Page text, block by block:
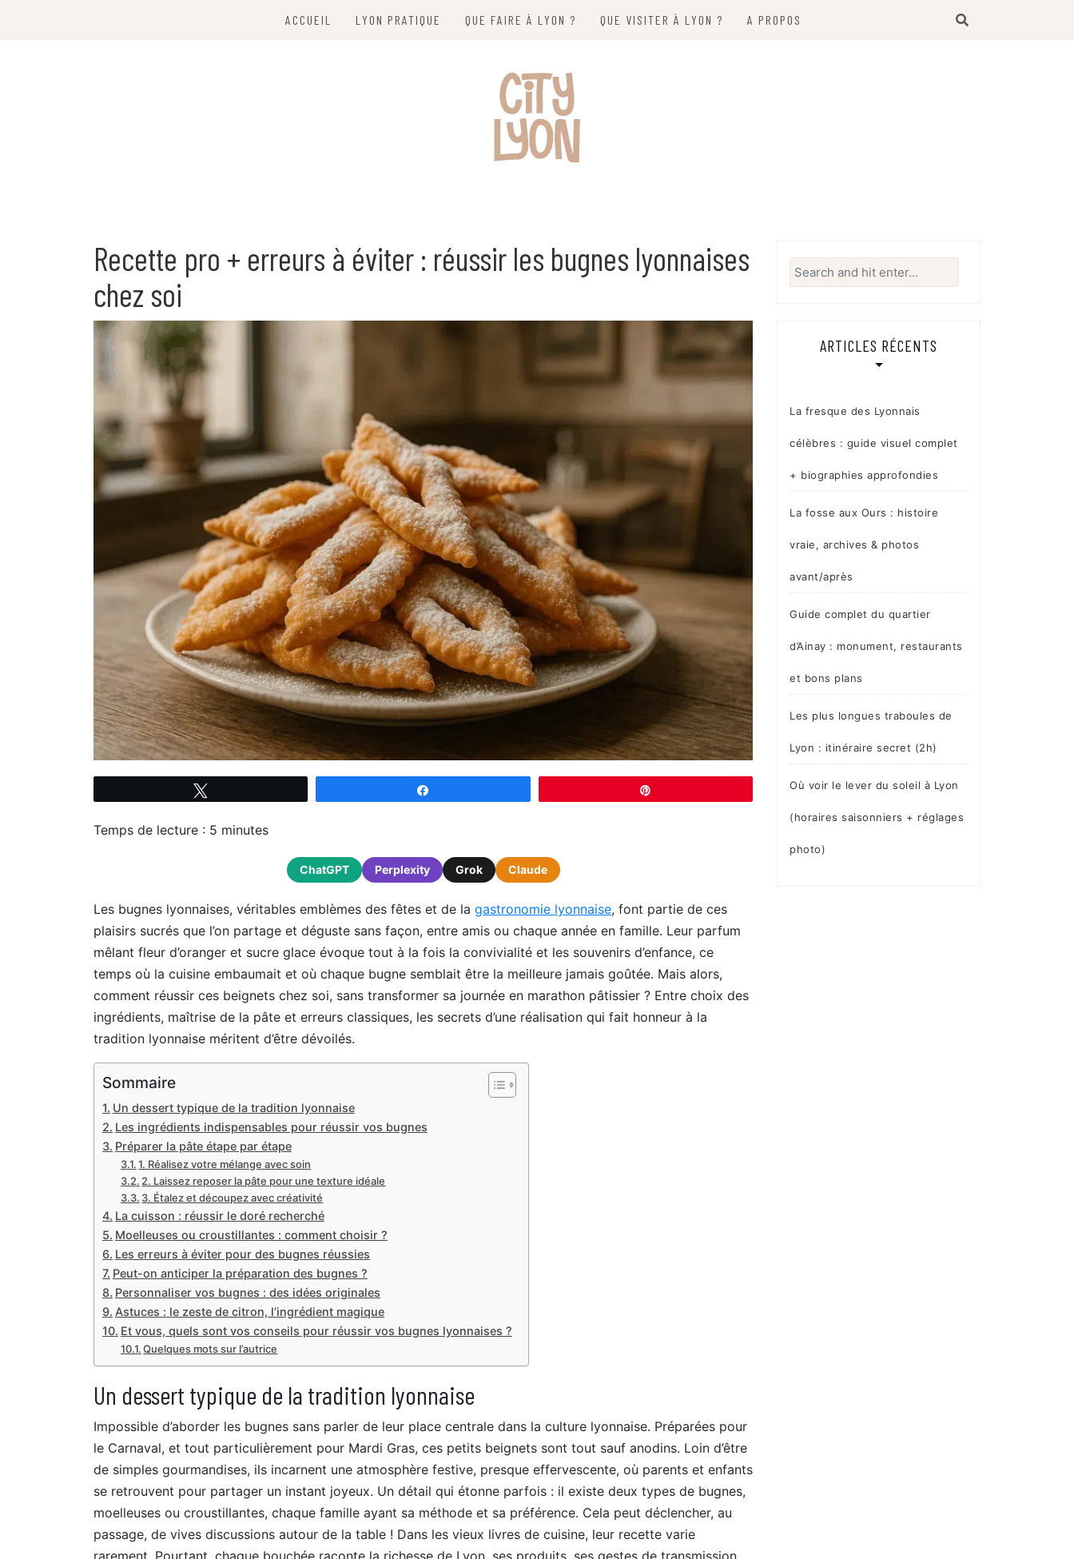
ACCUEIL LYON PRATIQUE QUE FAIRE À LYON ? QUE VISITER À LYON ? A PROPOS
Recette pro + erreurs à éviter : réussir les bugnes lyonnaises
chez soi
Temps de lecture : 5 minutes
ChatGPT Perplexity Grok Claude
Les bugnes lyonnaises, véritables emblèmes des fêtes et de la gastronomie lyonnaise, font partie de ces
plaisirs sucrés que l’on partage et déguste sans façon, entre amis ou chaque année en famille. Leur parfum
mêlant fleur d’oranger et sucre glace évoque tout à la fois la convivialité et les souvenirs d’enfance, ce
temps où la cuisine embaumait et où chaque bugne semblait être la meilleure jamais goûtée. Mais alors,
comment réussir ces beignets chez soi, sans transformer sa journée en marathon pâtissier ? Entre choix des
ingrédients, maîtrise de la pâte et erreurs classiques, les secrets d’une réalisation qui fait honneur à la
tradition lyonnaise méritent d’être dévoilés.
Sommaire
Un dessert typique de la tradition lyonnaise
Les ingrédients indispensables pour réussir vos bugnes
Préparer la pâte étape par étape
1. Réalisez votre mélange avec soin
2. Laissez reposer la pâte pour une texture idéale
3. Étalez et découpez avec créativité
La cuisson : réussir le doré recherché
Moelleuses ou croustillantes : comment choisir ?
Les erreurs à éviter pour des bugnes réussies
Peut-on anticiper la préparation des bugnes ?
Personnaliser vos bugnes : des idées originales
Astuces : le zeste de citron, l’ingrédient magique
Et vous, quels sont vos conseils pour réussir vos bugnes lyonnaises ?
Quelques mots sur l’autrice
Un dessert typique de la tradition lyonnaise
Impossible d’aborder les bugnes sans parler de leur place centrale dans la culture lyonnaise. Préparées pour
le Carnaval, et tout particulièrement pour Mardi Gras, ces petits beignets sont tout sauf anodins. Loin d’être
de simples gourmandises, ils incarnent une atmosphère festive, presque effervescente, où parents et enfants
se retrouvent pour partager un instant joyeux. Un détail qui étonne parfois : il existe deux types de bugnes,
moelleuses ou croustillantes, chaque famille ayant sa méthode et sa préférence. Cela peut déclencher, au
passage, de vives discussions autour de la table ! Dans les vieux livres de cuisine, leur recette varie
Search
for:
ARTICLES RÉCENTS
La fresque des Lyonnais
célèbres : guide visuel complet
+ biographies approfondies
La fosse aux Ours : histoire
vraie, archives & photos
avant/après
Guide complet du quartier
d’Ainay : monument, restaurants
et bons plans
Les plus longues traboules de
Lyon : itinéraire secret (2h)
Où voir le lever du soleil à Lyon
(horaires saisonniers + réglages
photo)